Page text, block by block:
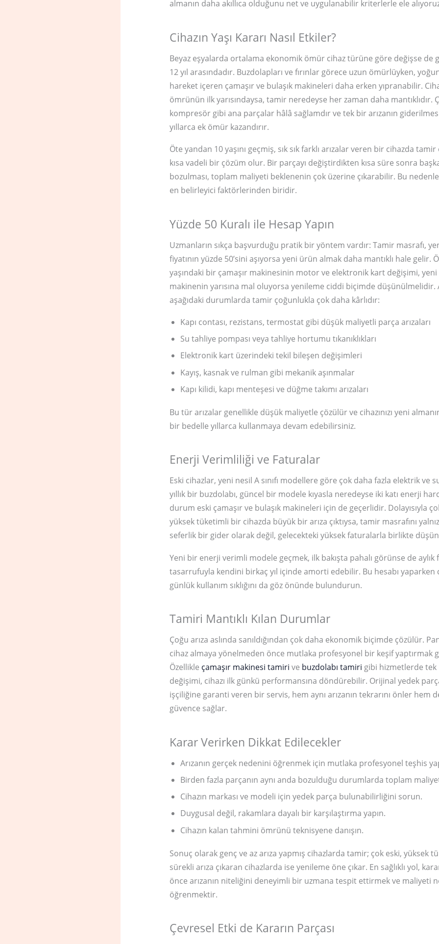
almanın daha akıllıca olduğunu net ve uygulanabilir kriterlerle ele
Cihazın Yaşı Kararı Nasıl Etkiler?
Beyaz eşyalarda ortalama ekonomik ömür cihaz türüne göre değişse de
12 yıl arasındadır. Buzdolapları ve fırınlar görece uzun ömürlüyken,
hareket içeren çamaşır ve bulaşık makineleri daha erken yıpranabilir.
ömrünün ilk yarısındaysa, tamir neredeyse her zaman daha mantıklıdır.
kompresör gibi ana parçalar hâlâ sağlamdır ve tek bir arızanın
yıllarca ek ömür kazandırır.
Öte yandan 10 yaşını geçmiş, sık sık farklı arızalar veren bir cihazda
kısa vadeli bir çözüm olur. Bir parçayı değiştirdikten kısa süre sonra
bozulması, toplam maliyeti beklenenin çok üzerine çıkarabilir. Bu
en belirleyici faktörlerinden biridir.
Yüzde 50 Kuralı ile Hesap Yapın
Uzmanların sıkça başvurduğu pratik bir yöntem vardır: Tamir masrafı,
fiyatının yüzde 50’sini aşıyorsa yeni ürün almak daha mantıklı hale gelir.
yaşındaki bir çamaşır makinesinin motor ve elektronik kart değişimi,
makinenin yarısına mal oluyorsa yenileme ciddi biçimde düşünülmelidir.
aşağıdaki durumlarda tamir çoğunlukla çok daha kârlıdır:
Kapı contası, rezistans, termostat gibi düşük maliyetli parça arızaları
Su tahliye pompası veya tahliye hortumu tıkanıklıkları
Elektronik kart üzerindeki tekil bileşen değişimleri
Kayış, kasnak ve rulman gibi mekanik aşınmalar
Kapı kilidi, kapı menteşesi ve düğme takımı arızaları
Bu tür arızalar genellikle düşük maliyetle çözülür ve cihazınızı yeni
bir bedelle yıllarca kullanmaya devam edebilirsiniz.
Enerji Verimliliği ve Faturalar
Eski cihazlar, yeni nesil A sınıfı modellere göre çok daha fazla elektrik ve
yıllık bir buzdolabı, güncel bir modele kıyasla neredeyse iki katı enerji
durum eski çamaşır ve bulaşık makineleri için de geçerlidir. Dolayısıyla
yüksek tüketimli bir cihazda büyük bir arıza çıktıysa, tamir masrafını
seferlik bir gider olarak değil, gelecekteki yüksek faturalarla birlikte
Yeni bir enerji verimli modele geçmek, ilk bakışta pahalı görünse de aylık
tasarrufuyla kendini birkaç yıl içinde amorti edebilir. Bu hesabı yaparken
günlük kullanım sıklığını da göz önünde bulundurun.
Tamiri Mantıklı Kılan Durumlar
Çoğu arıza aslında sanıldığından çok daha ekonomik biçimde çözülür.
cihaz almaya yönelmeden önce mutlaka profesyonel bir keşif yaptırmak
Özellikle çamaşır makinesi tamiri ve buzdolabı tamiri gibi hizmetlerde
değişimi, cihazı ilk günkü performansına döndürebilir. Orijinal yedek
işçiliğine garanti veren bir servis, hem aynı arızanın tekrarını önler hem
güvence sağlar.
Karar Verirken Dikkat Edilecekler
Arızanın gerçek nedenini öğrenmek için mutlaka profesyonel teşhis
Birden fazla parçanın aynı anda bozulduğu durumlarda toplam
Cihazın markası ve modeli için yedek parça bulunabilirliğini sorun.
Duygusal değil, rakamlara dayalı bir karşılaştırma yapın.
Cihazın kalan tahmini ömrünü teknisyene danışın.
Sonuç olarak genç ve az arıza yapmış cihazlarda tamir; çok eski, yüksek
sürekli arıza çıkaran cihazlarda ise yenileme öne çıkar. En sağlıklı yol,
önce arızanın niteliğini deneyimli bir uzmana tespit ettirmek ve maliyeti
öğrenmektir.
Çevresel Etki de Kararın Parçası